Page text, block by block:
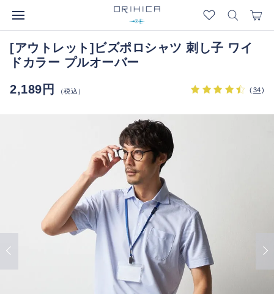
[アウトレット]ビズポロシャツ 刺し子 ワイ
ドカラー プルオーバー
2,189円
（税込） (34)